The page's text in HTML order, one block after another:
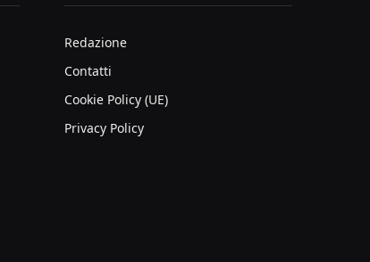
Redazione
Contatti
Cookie Policy (UE)
Privacy Policy